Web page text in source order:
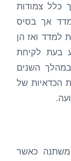
כלל צמודות
אך בסיס
למדד ואז הן
בעת לקיחת
השנים
הכדאיות של
כאשר